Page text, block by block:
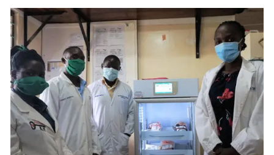
Informieren
Aktiv werden
Spenden